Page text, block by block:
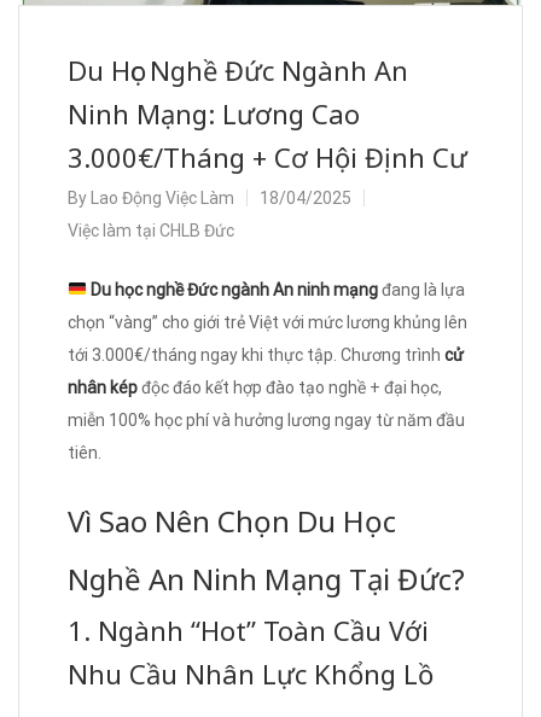
Du Học Nghề Đức Ngành An
Ninh Mạng: Lương Cao
3.000€/Tháng + Cơ Hội Định Cư
By Lao Động Việc Làm
18/04/2025
Việc làm tại CHLB Đức
Du học nghề Đức ngành An ninh mạngđang là lựa
chọn “vàng” cho giới trẻ Việt với mức lương khủng lên
tới 3.000€/tháng ngay khi thực tập. Chương trình cử
nhân képđộc đáo kết hợp đào tạo nghề + đại học,
miễn 100% học phí và hưởng lương ngay từ năm đầu
tiên.
Vì Sao Nên Chọn Du Học
Nghề An Ninh Mạng Tại Đức?
1. Ngành “Hot” Toàn Cầu Với
Nhu Cầu Nhân Lực Khổng Lồ